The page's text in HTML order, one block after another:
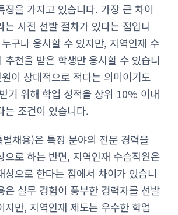
징을 가지고 있습니다. 가장 큰 차이
는 사전 선발 절차가 있다는 점입니
구나 응시할 수 있지만, 지역인재 수
추천을 받은 학생만 응시할 수 있습니
이 상대적으로 적다는 의미이기도
기 위해 학업 성적을 상위 10% 이내
는 조건이 있습니다.
채용)은 특정 분야의 전문 경력을
으로 하는 반면, 지역인재 수습직원은
상으로 한다는 점에서 차이가 있습니
은 실무 경험이 풍부한 경력자를 선발
지만, 지역인재 제도는 우수한 학업